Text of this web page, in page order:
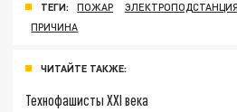
ТЕГИ: ПОЖАР ЭЛЕКТРОПОДСТАНЦИЯ
ПРИЧИНА
ЧИТАЙТЕ ТАКЖЕ:
Технофашисты XXI века